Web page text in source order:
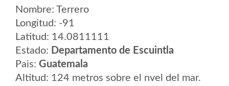
Nombre: Terrero
Longitud: -91
Latitud: 14.0811111
Estado: Departamento de Escuintla
Pais: Guatemala
Altitud: 124 metros sobre el nvel del mar.